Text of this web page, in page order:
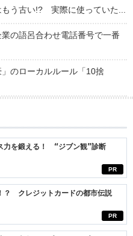
もう古い!? 実際に使っていた...
の語呂合わせ電話番号で一番
のローカルルール「10捨
PR
力を鍛える！ “ジブン観”診断
PR
？ クレジットカードの都市伝説